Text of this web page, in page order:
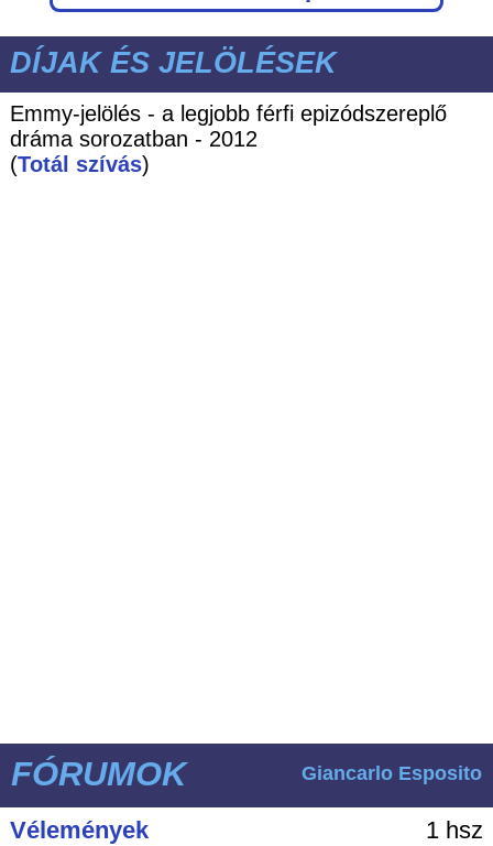
DÍJAK ÉS JELÖLÉSEK
Emmy-jelölés - a legjobb férfi epizódszereplő
dráma sorozatban - 2012
(Totál szívás)
FÓRUMOK Giancarlo Esposito
Vélemények
1 hsz